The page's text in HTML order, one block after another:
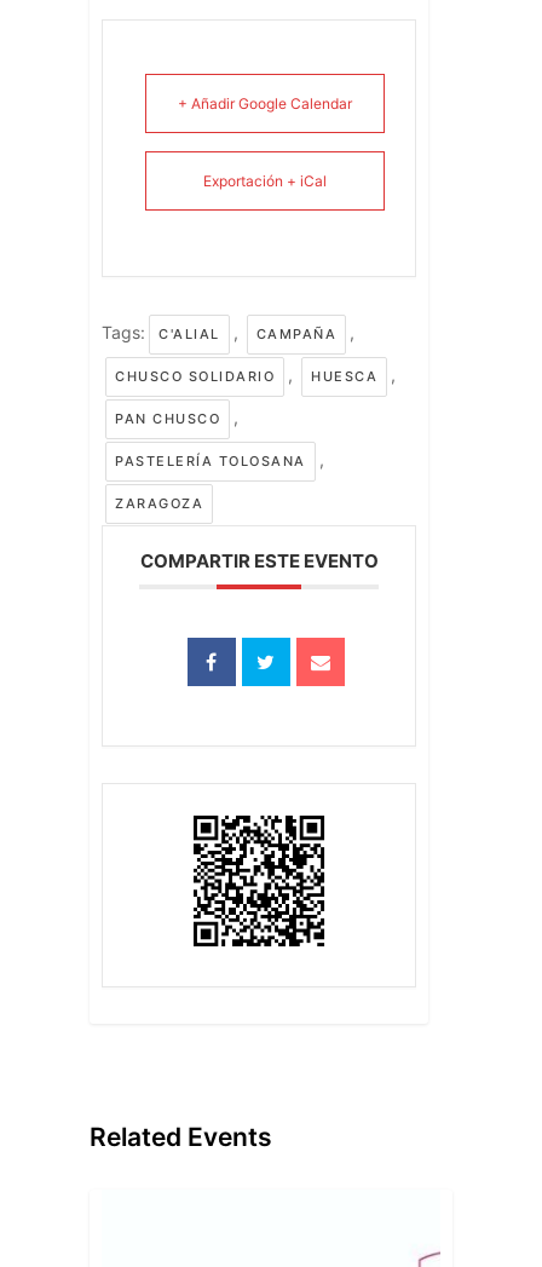
+ Añadir Google Calendar
Exportación + iCal
Tags: C'ALIAL , CAMPAÑA ,
CHUSCO SOLIDARIO , HUESCA ,
PAN CHUSCO ,
PASTELERÍA TOLOSANA ,
ZARAGOZA
COMPARTIR ESTE EVENTO
Related Events